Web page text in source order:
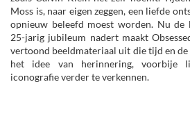
Moss is, naar eigen zeggen, een liefde
opnieuw beleefd moest worden. Nu de
25-jarig jubileum nadert maakt
vertoond beeldmateriaal uit die tijd en
het idee van herinnering, voorbije
iconografie verder te verkennen.